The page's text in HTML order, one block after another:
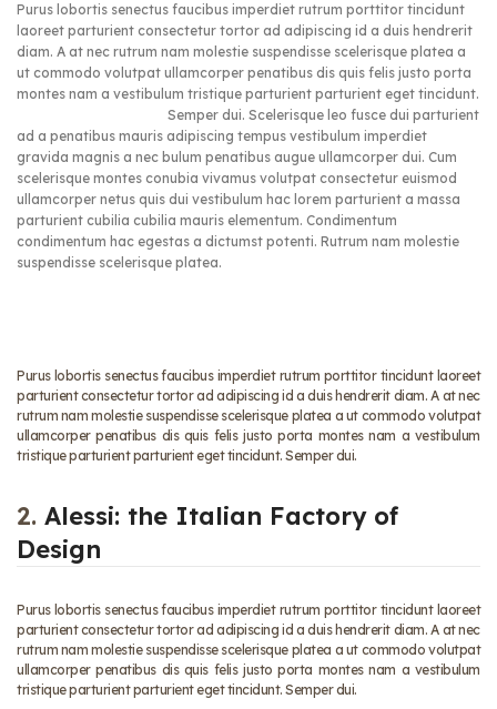
Purus lobortis senectus faucibus imperdiet rutrum porttitor tincidunt
laoreet parturient consectetur tortor ad adipiscing id a duis hendrerit
diam. A at nec rutrum nam molestie suspendisse scelerisque platea a
ut commodo volutpat ullamcorper penatibus dis quis felis justo porta
montes nam a vestibulum tristique parturient parturient eget tincidunt.
Semper dui. Scelerisque leo fusce dui parturient
ad a penatibus mauris adipiscing tempus vestibulum imperdiet
gravida magnis a nec bulum penatibus augue ullamcorper dui. Cum
scelerisque montes conubia vivamus volutpat consectetur euismod
ullamcorper netus quis dui vestibulum hac lorem parturient a massa
parturient cubilia cubilia mauris elementum. Condimentum
condimentum hac egestas a dictumst potenti. Rutrum nam molestie
suspendisse scelerisque platea.
Purus lobortis senectus faucibus imperdiet rutrum porttitor tincidunt laoreet
parturient consectetur tortor ad adipiscing id a duis hendrerit diam. A at nec
rutrum nam molestie suspendisse scelerisque platea a ut commodo volutpat
ullamcorper penatibus dis quis felis justo porta montes nam a vestibulum
tristique parturient parturient eget tincidunt. Semper dui.
2. Alessi: the Italian Factory of
Design
Purus lobortis senectus faucibus imperdiet rutrum porttitor tincidunt laoreet
parturient consectetur tortor ad adipiscing id a duis hendrerit diam. A at nec
rutrum nam molestie suspendisse scelerisque platea a ut commodo volutpat
ullamcorper penatibus dis quis felis justo porta montes nam a vestibulum
tristique parturient parturient eget tincidunt. Semper dui.